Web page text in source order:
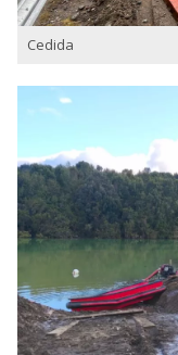
Cedida